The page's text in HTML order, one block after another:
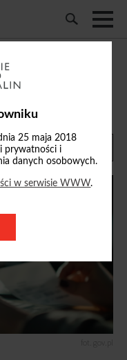
25 maja 2018
prywatności i
danych osobowych.
w serwisie WWW.